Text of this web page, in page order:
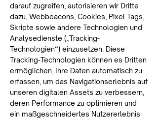
darauf zugreifen, autorisieren wir Dritte
dazu, Webbeacons, Cookies, Pixel Tags,
Skripte sowie andere Technologien und
Analysedienste („Tracking-
Technologien“) einzusetzen. Diese
Tracking-Technologien können es Dritten
ermöglichen, Ihre Daten automatisch zu
erfassen, um das Navigationserlebnis auf
unseren digitalen Assets zu verbessern,
deren Performance zu optimieren und
ein maßgeschneidertes Nutzererlebnis